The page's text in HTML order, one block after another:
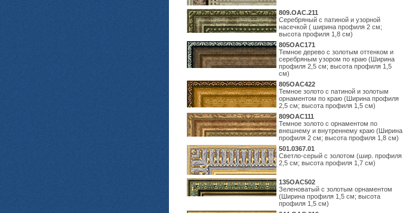
809.ОАС.211
Серебряный с патиной и узорной
насечкой ( ширина профиля 2 см;
высота профиля 1,8 см)
805OAC171
Темное дерево с золотым оттенком и
серебряным узором по краю (Ширина
профиля 2,5 см; высота профиля 1,5
см)
805OAC422
Темное золото с патиной и золотым
орнаментом по краю (Ширина профиля
2,5 см; высота профиля 1,5 см)
809OAC111
Темное золото с орнаментом по
внешнему и внутреннему краю (Ширина
профиля 2 см; высота профиля 1,8 см)
501.0367.01
Светло-серый с золотом (шир. профиля
2,5 см; высота профиля 1,7 см)
135OAC502
Зеленоватый с золотым орнаментом
(Ширина профиля 1,5 см; высота
профиля 1,5 см)